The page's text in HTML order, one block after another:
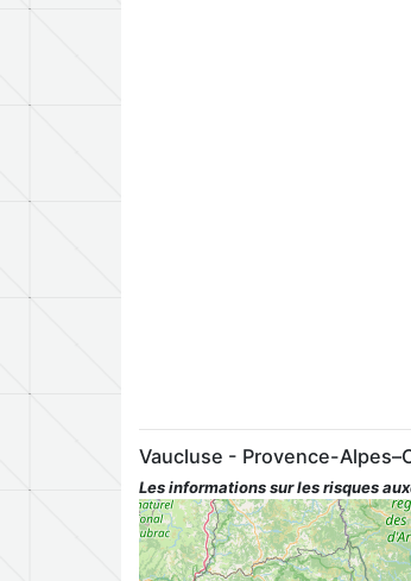
Vaucluse - Provence-
Les informations sur les risques